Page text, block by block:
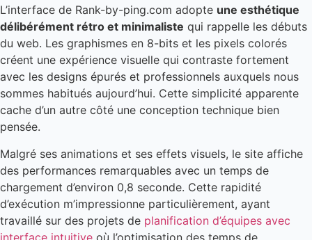
L’interface de Rank-by-ping.com adopte une esthétique
délibérément rétro et minimaliste qui rappelle les débuts
du web. Les graphismes en 8-bits et les pixels colorés
créent une expérience visuelle qui contraste fortement
avec les designs épurés et professionnels auxquels nous
sommes habitués aujourd’hui. Cette simplicité apparente
cache d’un autre côté une conception technique bien
pensée.
Malgré ses animations et ses effets visuels, le site affiche
des performances remarquables avec un temps de
chargement d’environ 0,8 seconde. Cette rapidité
d’exécution m’impressionne particulièrement, ayant
travaillé sur des projets de planification d’équipes avec
interface intuitive où l’optimisation des temps de